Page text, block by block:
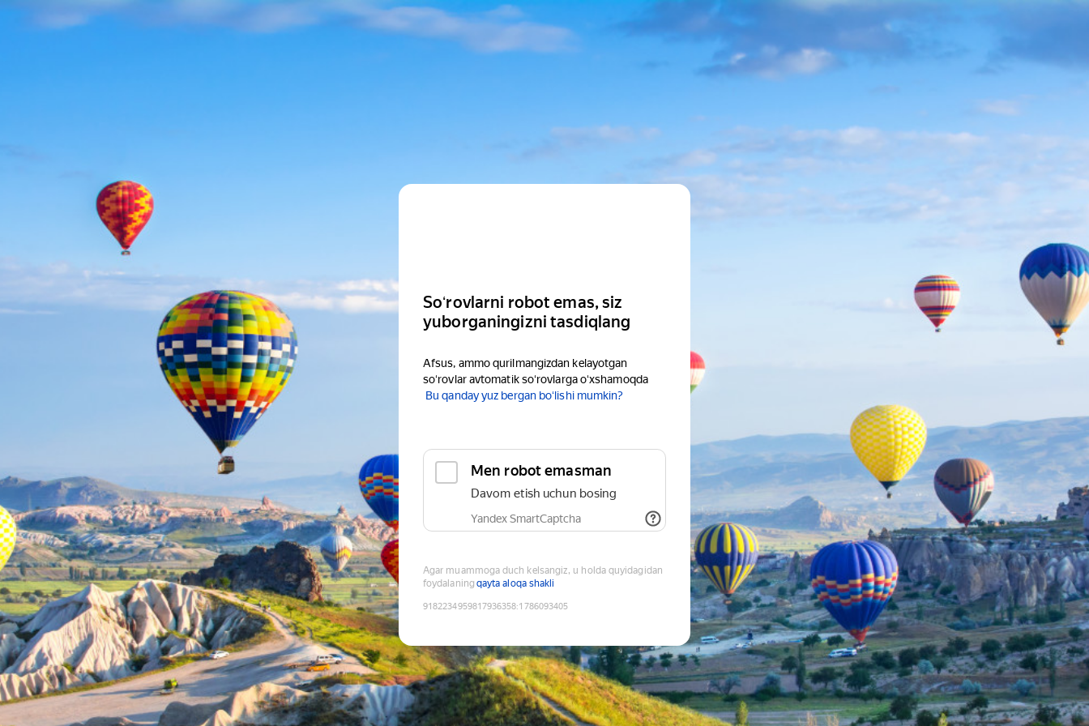
Soʻrovlarni robot emas, siz
yuborganingizni tasdiqlang
Afsus, ammo qurilmangizdan kelayotgan
soʻrovlar avtomatik soʻrovlarga oʻxshamoqda
Bu qanday yuz bergan boʻlishi mumkin?
Men robot emasman
Davom etish uchun bosing
Yandex SmartCaptcha
Agar muammoga duch kelsangiz, u holda quyidagidan
foydalaning qayta aloqa shakli
9182234959817936358:1786093405